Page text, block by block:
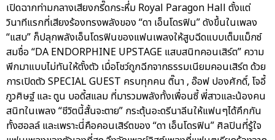
เปิดฉากท่ามกลางเสียงกรี๊ดกระหึ่ม Royal Paragon Hall ตั้งแต่
วินาทีแรกที่เสียงร้องทรงพลังของ “ดา เอ็นโดรฟิน” ดังขึ้นในเพลง
“แสบ” ก็ปลุกพลังเอ็นโดรฟินของแฟนเพลงให้สูบฉีดแบบเต็มแม็กซ์
สมชื่อ “DA ENDORPHINE UPSTAGE แสบสนิทคอนเสิร์ต” ความ
พีกมาแบบไม่ทันให้ตั้งตัว เมื่อโชว์ถูกฉีกจากธรรมเนียมคอนเสิร์ต ด้วย
การเปิดตัว SPECIAL GUEST ครบทุกคน ติ๊นา , อ๊อฟ ปองศักดิ์, โจอี้
ภูวศิษฐ์ และ ตูน บอดี้สแลม ที่มารวมพลังทั้งเพื่อนซี้ พี่สาวและน้องคน
สนิทในเพลง “ชีวิตนี้สั้นจะตาย” กระตุ้นอะดรีนาลีนให้แฟนๆได้คึกกัน
ทั้งฮอลล์ และเพราะนี่คือคอนเสิร์ตของ “ดา เอ็นโดรฟิน” ศิลปินที่รู้ใจ